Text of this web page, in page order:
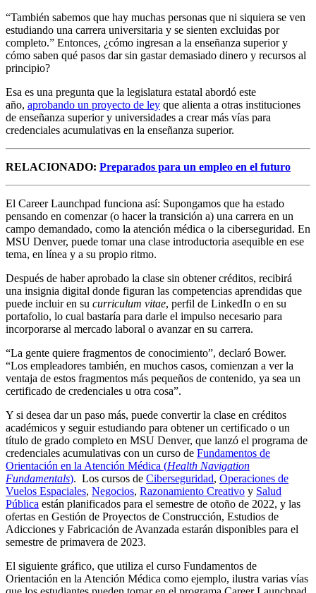
“También sabemos que hay muchas personas que ni siquiera se ven
estudiando una carrera universitaria y se sienten excluidas por
completo.” Entonces, ¿cómo ingresan a la enseñanza superior y
cómo saben qué pasos dar sin gastar demasiado dinero y recursos al
principio?
Esa es una pregunta que la legislatura estatal abordó este
año, aprobando un proyecto de ley que alienta a otras instituciones
de enseñanza superior y universidades a crear más vías para
credenciales acumulativas en la enseñanza superior.
RELACIONADO: Preparados para un empleo en el futuro
El Career Launchpad funciona así: Supongamos que ha estado
pensando en comenzar (o hacer la transición a) una carrera en un
campo demandado, como la atención médica o la ciberseguridad. En
MSU Denver, puede tomar una clase introductoria asequible en ese
tema, en línea y a su propio ritmo.
Después de haber aprobado la clase sin obtener créditos, recibirá
una insignia digital donde figuran las competencias aprendidas que
puede incluir en su curriculum vitae, perfil de LinkedIn o en su
portafolio, lo cual bastaría para darle el impulso necesario para
incorporarse al mercado laboral o avanzar en su carrera.
“La gente quiere fragmentos de conocimiento”, declaró Bower.
“Los empleadores también, en muchos casos, comienzan a ver la
ventaja de estos fragmentos más pequeños de contenido, ya sea un
certificado de credenciales u otra cosa”.
Y si desea dar un paso más, puede convertir la clase en créditos
académicos y seguir estudiando para obtener un certificado o un
título de grado completo en MSU Denver, que lanzó el programa de
credenciales acumulativas con un curso de Fundamentos de
Orientación en la Atención Médica (Health Navigation
Fundamentals). Los cursos de Ciberseguridad, Operaciones de
Vuelos Espaciales, Negocios, Razonamiento Creativo y Salud
Pública están planificados para el semestre de otoño de 2022, y las
ofertas en Gestión de Proyectos de Construcción, Estudios de
Adicciones y Fabricación de Avanzada estarán disponibles para el
semestre de primavera de 2023.
El siguiente gráfico, que utiliza el curso Fundamentos de
Orientación en la Atención Médica como ejemplo, ilustra varias vías